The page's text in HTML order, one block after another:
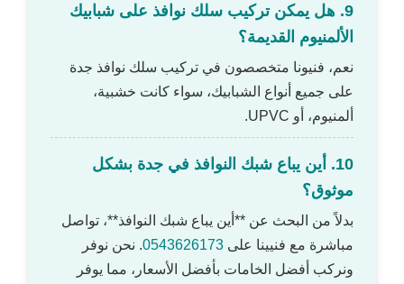
9. هل يمكن تركيب سلك نوافذ على شبابيك
الألمنيوم القديمة؟
نعم، فنيونا متخصصون في تركيب سلك نوافذ جدة
على جميع أنواع الشبابيك، سواء كانت خشبية،
ألمنيوم، أو UPVC.
10. أين يباع شبك النوافذ في جدة بشكل
موثوق؟
بدلاً من البحث عن **أين يباع شبك النوافذ**، تواصل
مباشرة مع فنيينا على0543626173. نحن نوفر
ونركب أفضل الخامات بأفضل الأسعار، مما يوفر